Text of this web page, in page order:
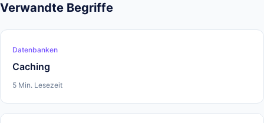
Verwandte Begriffe
Datenbanken
Caching
5 Min. Lesezeit